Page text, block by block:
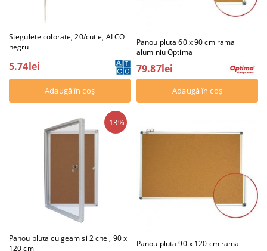
Stegulete colorate, 20/cutie, ALCO
negru
5.74lei
Panou pluta 60 x 90 cm rama
aluminiu Optima
79.87lei
Panou pluta cu geam si 2 chei, 90 x
120 cm
-13%
Panou pluta 90 x 120 cm rama